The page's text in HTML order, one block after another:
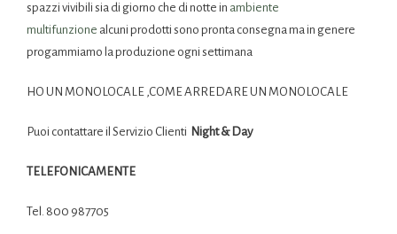
spazzi vivibili sia di giorno che di notte in ambiente
multifunzione alcuni prodotti sono pronta consegna ma in genere
progammiamo la produzione ogni settimana
HO UN MONOLOCALE ,COME ARREDARE UN MONOLOCALE
Puoi contattare il Servizio Clienti Night & Day
TELEFONICAMENTE
Tel. 800 987705